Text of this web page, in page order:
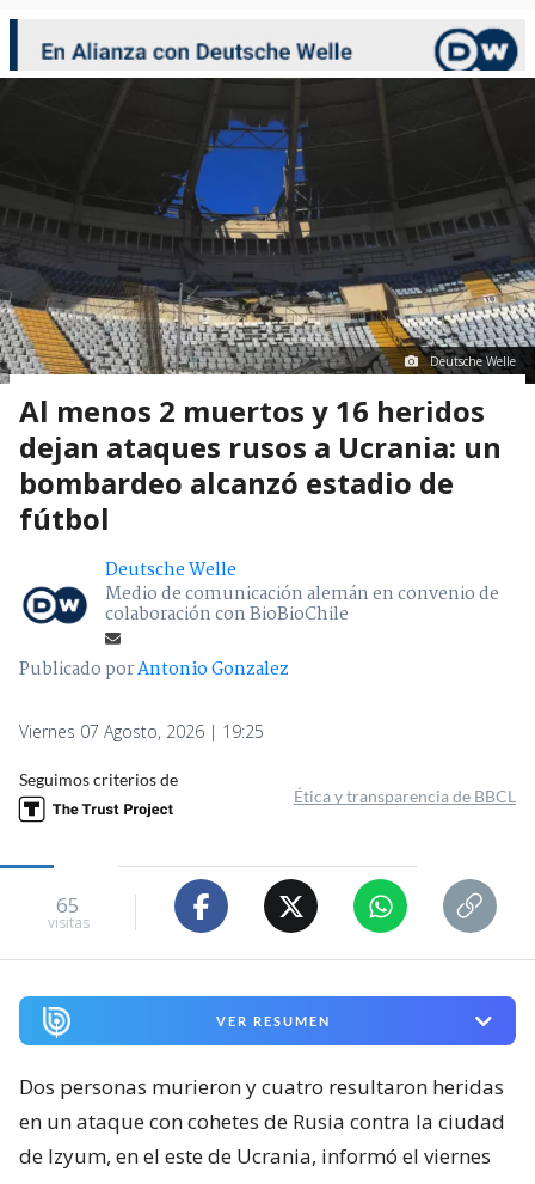
Deutsche Welle
Al menos 2 muertos y 16 heridos
dejan ataques rusos a Ucrania: un
bombardeo alcanzó estadio de
fútbol
Deutsche Welle
Medio de comunicación alemán en convenio de
colaboración con BioBioChile
Publicado porAntonio Gonzalez
Viernes 07 Agosto, 2026 | 19:25
Seguimos criterios de
Ética y transparencia de BBCL
65
visitas
VER RESUMEN
Dos personas murieron y cuatro resultaron heridas
en un ataque con cohetes de Rusia contra la ciudad
de Izyum, en el este de Ucrania, informó el viernes